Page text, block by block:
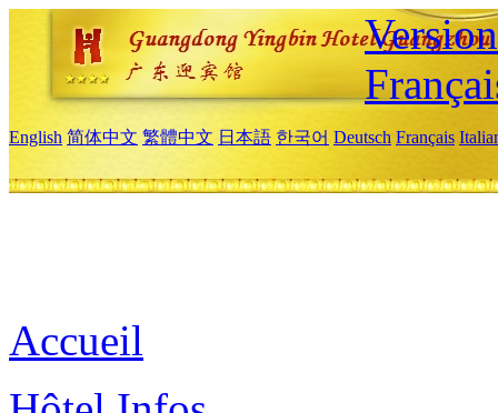
English 简体中文 繁體中文 日本語 한국어 Deutsch Français
Accueil